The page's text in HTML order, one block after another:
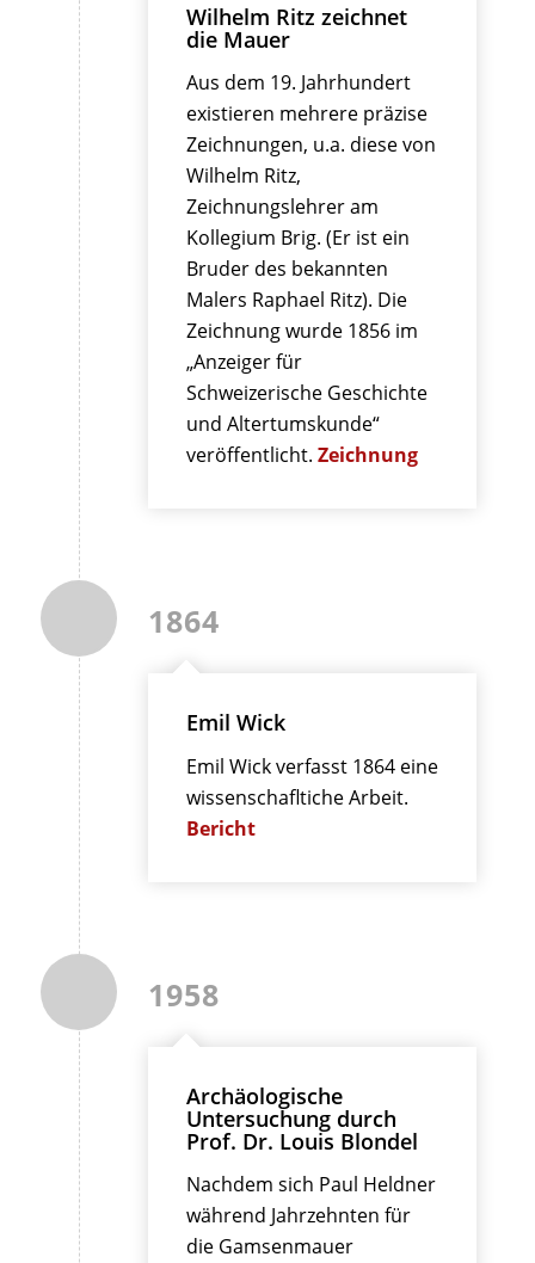
Wilhelm Ritz zeichnet
die Mauer
Aus dem 19. Jahrhundert
existieren mehrere präzise
Zeichnungen, u.a. diese von
Wilhelm Ritz,
Zeichnungslehrer am
Kollegium Brig. (Er ist ein
Bruder des bekannten
Malers Raphael Ritz). Die
Zeichnung wurde 1856 im
„Anzeiger für
Schweizerische Geschichte
und Altertumskunde“
veröffentlicht. Zeichnung
1864
Emil Wick
Emil Wick verfasst 1864 eine
wissenschafltiche Arbeit.
Bericht
1958
Archäologische
Untersuchung durch
Prof. Dr. Louis Blondel
Nachdem sich Paul Heldner
während Jahrzehnten für
die Gamsenmauer